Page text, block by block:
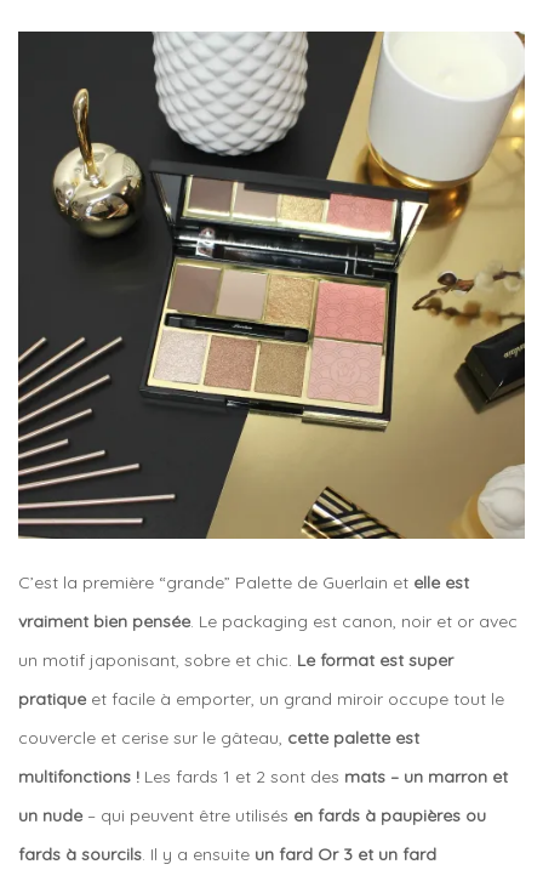
C’est la première “grande” Palette de Guerlain et elle est
vraiment bien pensée. Le packaging est canon, noir et or avec
un motif japonisant, sobre et chic. Le format est super
pratique et facile à emporter, un grand miroir occupe tout le
couvercle et cerise sur le gâteau, cette palette est
multifonctions ! Les fards 1 et 2 sont des mats – un marron et
un nude – qui peuvent être utilisés en fards à paupières ou
fards à sourcils. Il y a ensuite un fard Or 3 et un fard